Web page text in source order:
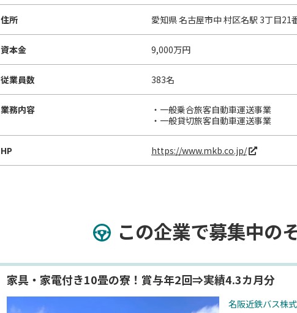
住所 愛知県 名古屋市中 村区名駅 3丁目21
資本金 9,000万円
従業員数 383名
業務内容
・一般乗合旅客自動車運送事業
・一般貸切旅客自動車運送事業
HP https://www.mkb.co.jp/
この企業で募集中の
家具・家電付き10畳の寮！賞与年2回⇒実績4.3カ月分
名阪近鉄バス株